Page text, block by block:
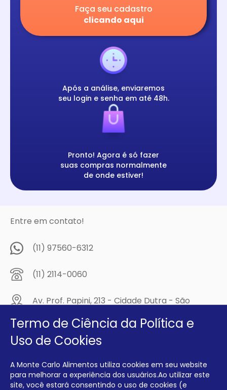
Faça seu cadastro
clicando aqui
Após a análise, enviaremos
seu login e senha em até 48h.
Pronto! Agora é só fazer
suas compras normalmente
de onde estiver!
Entre em contato!
(11) 97560-6312
(11) 2114-0060
Av. Prof. Papini, 213 - Cidade Dutra - São
Compre na
MCA Virtual!
Siga a Monte Carlo Alimentos nas redes sociais!
Termo de Ciência da Política e
Uso de Cookies
A Monte Carlo Alimentos utiliza cookies em seu website
para melhorar a experiência dos usuários.Ao utilizar este
site, você estará consentindo o uso de cookies (e